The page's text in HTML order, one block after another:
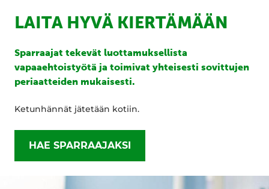
LAITA HYVÄ KIERTÄMÄÄN
Sparraajat tekevät luottamuksellista
vapaaehtoistyötä ja toimivat yhteisesti sovittujen
periaatteiden mukaisesti.
Ketunhännät jätetään kotiin.
HAE SPARRAAJAKSI